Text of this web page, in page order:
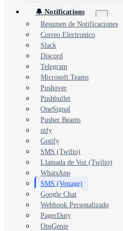
🔔 Notifications
Resumen de Notificaciones
Correo Electronico
Slack
Discord
Telegram
Microsoft Teams
Pushover
Pushbullet
OneSignal
Pusher Beams
ntfy
Gotify
SMS (Twilio)
Llamada de Voz (Twilio)
WhatsApp
SMS (Vonage)
Google Chat
Webhook Personalizado
PagerDuty
OpsGenie